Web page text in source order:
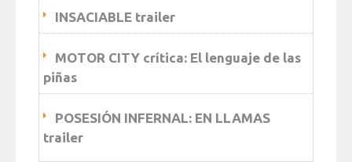
INSACIABLE trailer
MOTOR CITY crítica: El lenguaje de las
piñas
POSESIÓN INFERNAL: EN LLAMAS
trailer